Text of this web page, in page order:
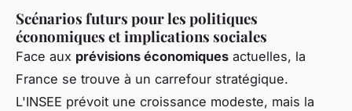
Scénarios futurs pour les politiques
économiques et implications sociales
Face aux prévisions économiques actuelles, la
France se trouve à un carrefour stratégique.
L'INSEE prévoit une croissance modeste, mais la